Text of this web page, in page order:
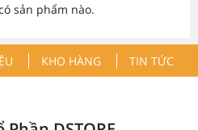
sản phẩm nào.
KHO HÀNG TIN TỨC